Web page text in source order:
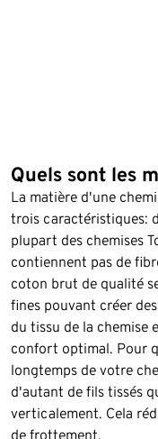
Quels sont les
La matière d'une
trois caractéristiques:
plupart des chemises
contiennent pas de
coton brut de qualité
fines pouvant créer
du tissu de la chemise
confort optimal. Pour
longtemps de votre
d'autant de fils tissés
verticalement. Cela
de frottement.